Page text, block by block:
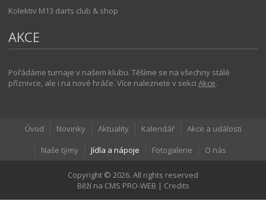
Kolektiv M13 darts club & shop
AKCE
Pořádáme turnaje v našem klubu. Těšíme se na všechny stálé
příznivce, ale i na nové hráče. Více naleznete v sekci Akce.
Úvod Novinky Aktuality Kalendář
Akce a události
Naše týmy
Jídla a nápoje Fotogalerie O nás
Copyright © 2026. All rights reserved
Běží na CMS PRO-WEB | Credits